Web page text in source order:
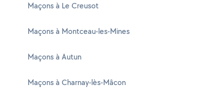
Maçons à Le Creusot
Maçons à Montceau-les-Mines
Maçons à Autun
Maçons à Charnay-lès-Mâcon